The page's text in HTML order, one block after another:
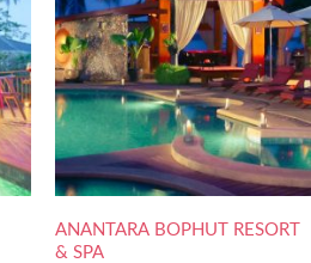
ANANTARA BOPHUT RESORT
& SPA